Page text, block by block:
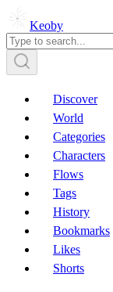
Keoby
Discover
World
Categories
Characters
Flows
Tags
History
Bookmarks
Likes
Shorts